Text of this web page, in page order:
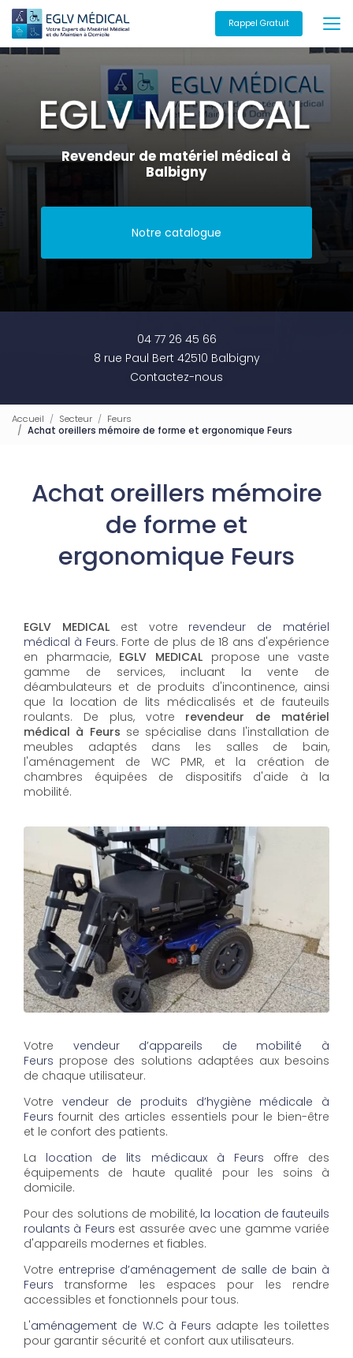
Aller
au
contenu
principal
Rappel Gratuit
Revendeur de matériel médical à
Balbigny
Notre catalogue
04 77 26 45 66
8 rue Paul Bert 42510 Balbigny
Contactez-nous
Accueil Secteur
Feurs
Achat oreillers mémoire de forme et ergonomique Feurs
Achat oreillers mémoire
de forme et
ergonomique Feurs
EGLV MEDICALest votre revendeur de matériel
médical à Feurs. Forte de plus de 18 ans d'expérience
en pharmacie, EGLV MEDICAL propose une vaste
gamme de services, incluant la vente de
déambulateurs et de produits d'incontinence, ainsi
que la location de lits médicalisés et de fauteuils
roulants. De plus, votre revendeur de matériel
médical à Feurs se spécialise dans l'installation de
meubles adaptés dans les salles de bain,
l'aménagement de WC PMR, et la création de
chambres équipées de dispositifs d'aide à la
mobilité.
Votre vendeur d’appareils de mobilité à
Feurs propose des solutions adaptées aux besoins
de chaque utilisateur.
Votre vendeur de produits d’hygiène médicale à
Feurs fournit des articles essentiels pour le bien-être
et le confort des patients.
La location de lits médicaux à Feurs offre des
équipements de haute qualité pour les soins à
domicile.
Pour des solutions de mobilité, la location de fauteuils
roulants à Feurs est assurée avec une gamme variée
d'appareils modernes et fiables.
Votre entreprise d’aménagement de salle de bain à
Feurs transforme les espaces pour les rendre
accessibles et fonctionnels pour tous.
L'aménagement de W.C à Feurs adapte les toilettes
pour garantir sécurité et confort aux utilisateurs.